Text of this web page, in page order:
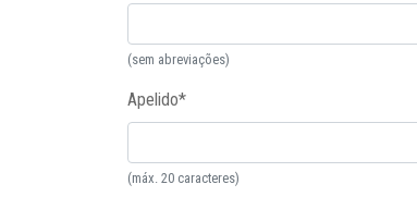
(sem abreviações)
Apelido*
(máx. 20 caracteres)